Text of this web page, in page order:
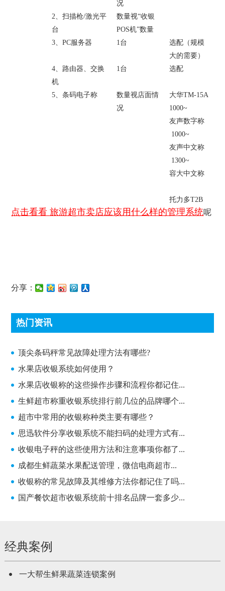
况
2 、扫描枪/激光平
台
数量视“收银
POS机”数量
3 、PC服务器 1 台
选配（规模
大的需要）
4 、路由器 、交换
机
1 台 选配
5 、条码电子称
数量视店面情
况
大华TM-15A
1000~
友声数字称
1000~
友声中文称
1300~
容大中文称
托力多T2B
点击看看旅游超市卖店应该用什么样的管理系统呢
分享：
热门资讯
顶尖条码秤常见故障处理方法有哪些?
顶尖条码秤常见故障处理方法有哪些?
水果店收银系统如何使用？
水果店收银称的这些操作步骤和流程你都记住...
生鲜超市称重收银系统排行前几位的品牌哪个...
超市中常用的收银称种类主要有哪些？
思迅软件分享收银系统不能扫码的处理方式有...
收银电子秤的这些使用方法和注意事项你都了...
成都生鲜蔬菜水果配送管理，微信电商超市...
收银称的常见故障及其维修方法你都记住了吗...
国产餐饮超市收银系统前十排名品牌一套多少...
经典案例
一大帮生鲜果蔬菜连锁案例